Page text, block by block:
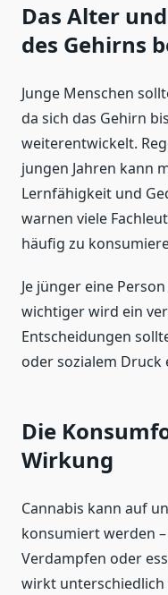
Das Alter
des Gehirns
Junge Menschen
da sich das Gehirn
weiterentwickelt.
jungen Jahren kann
Lernfähigkeit und
warnen viele
häufig zu
Je jünger eine
wichtiger wird ein
Entscheidungen
oder sozialem Druck
Die
Wirkung
Cannabis kann auf
konsumiert werden
Verdampfen oder
wirkt unterschiedlich